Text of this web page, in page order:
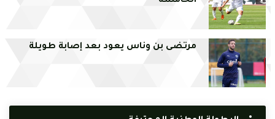
مرتضى بن وناس يعود بعد إصابة طويلة